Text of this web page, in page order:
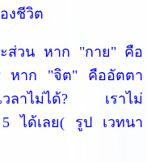
งชีวิต
ส่วน หาก "กาย" คือ
? หาก "จิต" คืออัตตา
เวลาไม่ได้? เราไม่
ได้เลย( รูป เวทนา